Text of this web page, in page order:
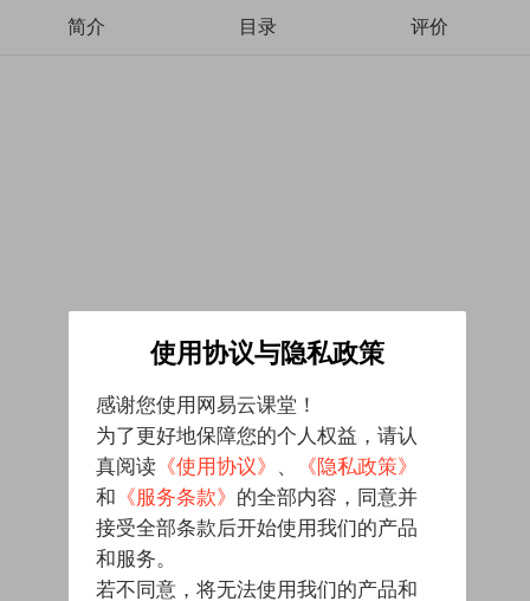
简介 目录 评价
使用协议与隐私政策
感谢您使用网易云课堂！
为了更好地保障您的个人权益，请认
真阅读 《使用协议》 、
《隐私政策》
和 《服务条款》 的全部内容，同意并
接受全部条款后开始使用我们的产品
和服务。
若不同意，将无法使用我们的产品和